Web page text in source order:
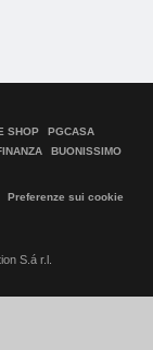
SHOP
PGCASA
BUONISSIMO
Preferenze sui cookie
S.á r.l.